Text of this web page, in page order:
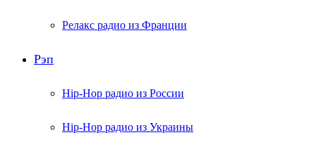
Релакс радио из Франции
Рэп
Hip-Hop радио из России
Hip-Hop радио из Украины